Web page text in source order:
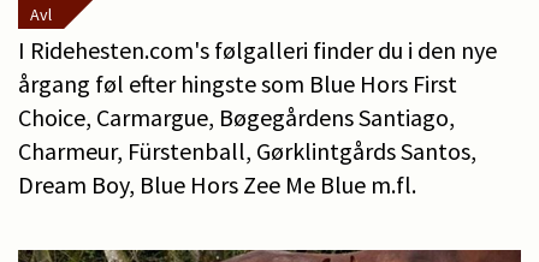
Avl
I Ridehesten.com's følgalleri finder du i den nye
årgang føl efter hingste som Blue Hors First
Choice, Carmargue, Bøgegårdens Santiago,
Charmeur, Fürstenball, Gørklintgårds Santos,
Dream Boy, Blue Hors Zee Me Blue m.fl.